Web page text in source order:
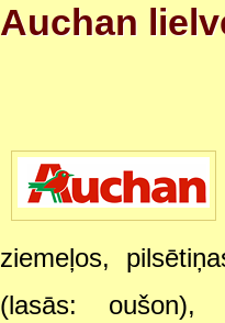
Auchan
ziemeļos,
(lasās: